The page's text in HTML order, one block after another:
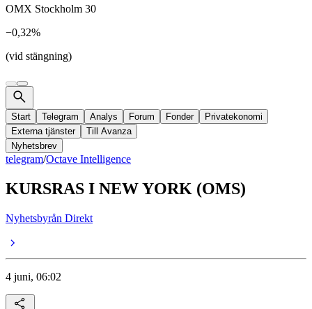
OMX Stockholm 30
−0,32%
(vid stängning)
Start Telegram Analys Forum Fonder
Privatekonomi
Externa tjänster
Till Avanza
Nyhetsbrev
telegram/Octave Intelligence
KURSRAS I NEW YORK (OMS)
Nyhetsbyrån Direkt
4 juni, 06:02